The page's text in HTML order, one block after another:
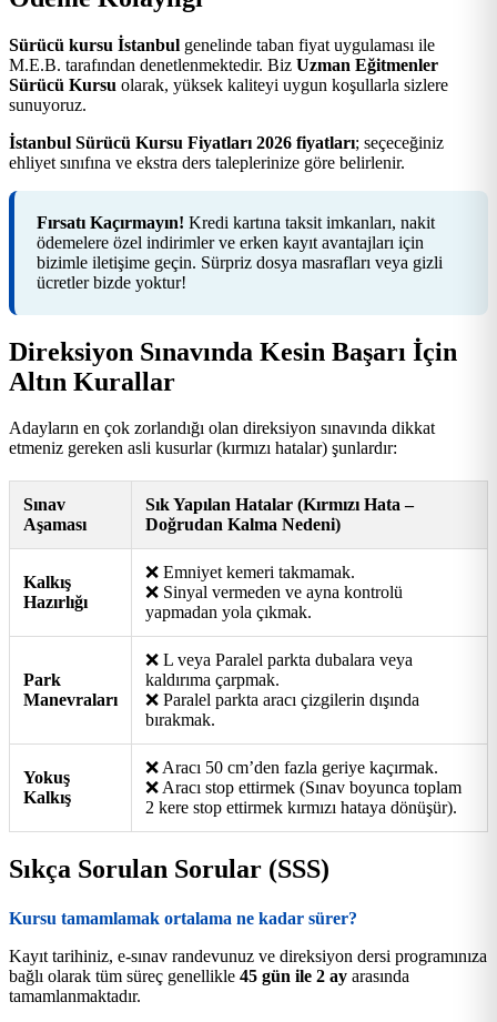
Sürücü kursu İstanbul genelinde taban fiyat uygulaması ile
M.E.B. tarafından denetlenmektedir. Biz Uzman Eğitmenler
Sürücü Kursu olarak, yüksek kaliteyi uygun koşullarla sizlere
sunuyoruz.
İstanbul Sürücü Kursu Fiyatları 2026 fiyatları; seçeceğiniz
ehliyet sınıfına ve ekstra ders taleplerinize göre belirlenir.
Fırsatı Kaçırmayın! Kredi kartına taksit imkanları, nakit
ödemelere özel indirimler ve erken kayıt avantajları için
bizimle iletişime geçin. Sürpriz dosya masrafları veya gizli
ücretler bizde yoktur!
Direksiyon Sınavında Kesin Başarı İçin
Altın Kurallar
Adayların en çok zorlandığı olan direksiyon sınavında dikkat
etmeniz gereken asli kusurlar (kırmızı hatalar) şunlardır:
Sınav
Aşaması
Sık Yapılan Hatalar (Kırmızı Hata –
Doğrudan Kalma Nedeni)
Kalkış
Hazırlığı
❌ Emniyet kemeri takmamak.
❌ Sinyal vermeden ve ayna kontrolü
yapmadan yola çıkmak.
Park
Manevraları
❌ L veya Paralel parkta dubalara veya
kaldırıma çarpmak.
❌ Paralel parkta aracı çizgilerin dışında
bırakmak.
Yokuş
Kalkış
❌ Aracı 50 cm’den fazla geriye kaçırmak.
❌ Aracı stop ettirmek (Sınav boyunca toplam
2 kere stop ettirmek kırmızı hataya dönüşür).
Sıkça Sorulan Sorular (SSS)
Kursu tamamlamak ortalama ne kadar sürer?
Kayıt tarihiniz, e-sınav randevunuz ve direksiyon dersi programınıza
bağlı olarak tüm süreç genellikle 45 gün ile 2 ay arasında
tamamlanmaktadır.